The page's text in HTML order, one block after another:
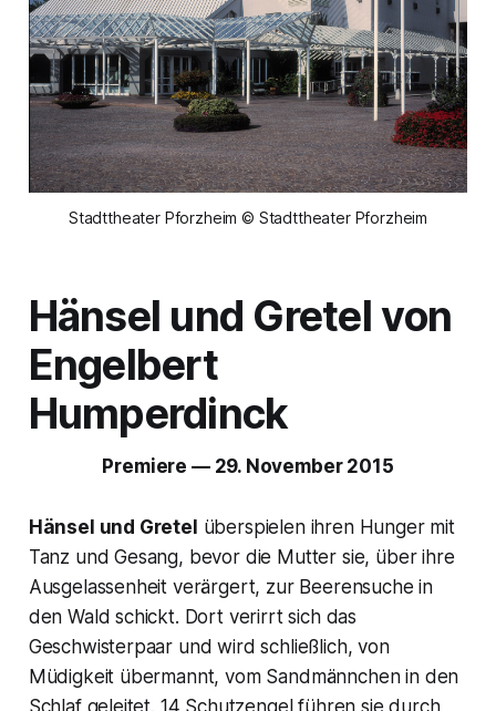
Stadttheater Pforzheim © Stadttheater Pforzheim
Hänsel und Gretel von
Engelbert
Humperdinck
Premiere — 29. November 2015
Hänsel und Gretel überspielen ihren Hunger mit
Tanz und Gesang, bevor die Mutter sie, über ihre
Ausgelassenheit verärgert, zur Beerensuche in
den Wald schickt. Dort verirrt sich das
Geschwisterpaar und wird schließlich, von
Müdigkeit übermannt, vom Sandmännchen in den
Schlaf geleitet. 14 Schutzengel führen sie durch